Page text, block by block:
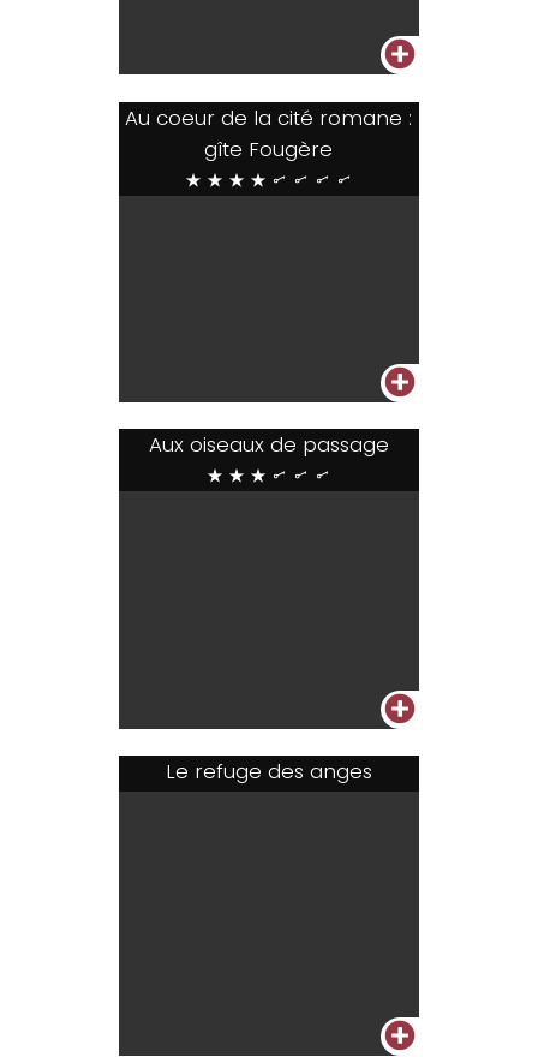
+
Au coeur de la cité romane :
gîte Fougère
****....
+
Aux oiseaux de passage
***...
+
Le refuge des anges
+